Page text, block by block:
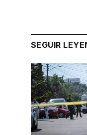
SEGUIR